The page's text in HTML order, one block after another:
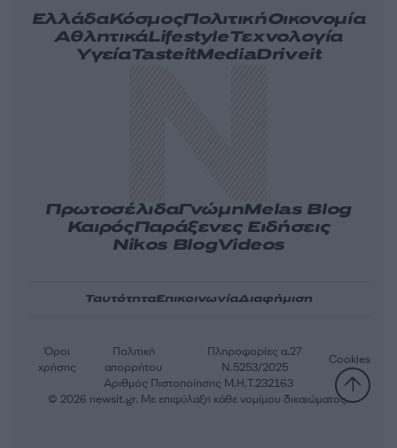
ΕλλάδαΚόσμοςΠολιτικήΟικονομία
ΑθλητικάLifestyleΤεχνολογία
ΥγείαTasteitMediaDriveit
ΠρωτοσέλιδαΓνώμηMelas Blog
ΚαιρόςΠαράξενες Ειδήσεις
Nikos BlogVideos
ΤαυτότηταΕπικοινωνίαΔιαφήμιση
Αριθμός Πιστοποίησης Μ.Η.Τ.232163
Όροι
χρήσης
Πολιτική
απορρήτου
Πληροφορίες α.27
Ν.5253/2025
Cookies
© 2026 newsit.gr. Με επιφύλαξη κάθε νομίμου δικαιώματος.